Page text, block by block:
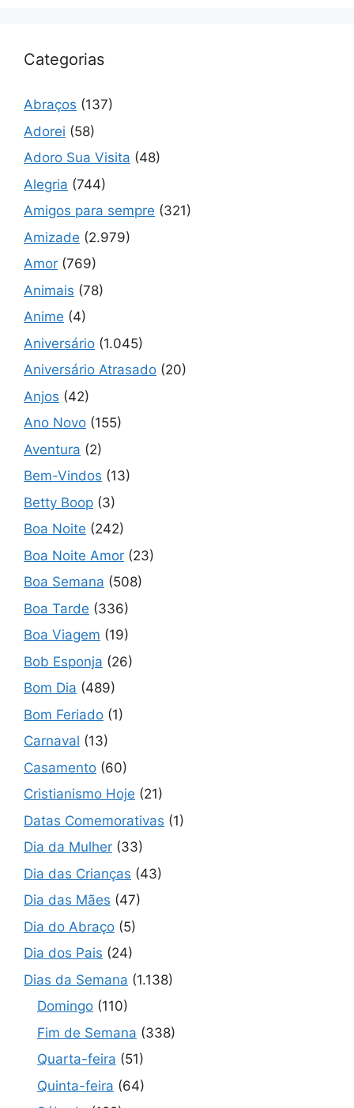
Categorias
Abraços (137)
Adorei (58)
Adoro Sua Visita (48)
Alegria (744)
Amigos para sempre (321)
Amizade (2.979)
Amor (769)
Animais (78)
Anime (4)
Aniversário (1.045)
Aniversário Atrasado (20)
Anjos (42)
Ano Novo (155)
Aventura (2)
Bem-Vindos (13)
Betty Boop (3)
Boa Noite (242)
Boa Noite Amor (23)
Boa Semana (508)
Boa Tarde (336)
Boa Viagem (19)
Bob Esponja (26)
Bom Dia (489)
Bom Feriado (1)
Carnaval (13)
Casamento (60)
Cristianismo Hoje (21)
Datas Comemorativas (1)
Dia da Mulher (33)
Dia das Crianças (43)
Dia das Mães (47)
Dia do Abraço (5)
Dia dos Pais (24)
Dias da Semana (1.138)
Domingo (110)
Fim de Semana (338)
Quarta-feira (51)
Quinta-feira (64)